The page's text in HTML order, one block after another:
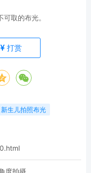
取的布光。
打赏
新生儿拍照布光